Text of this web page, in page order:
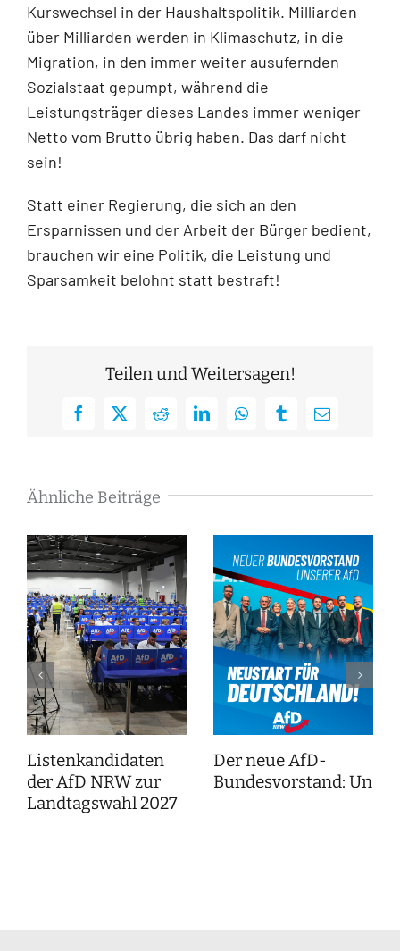
Kurswechsel in der Haushaltspolitik. Milliarden
über Milliarden werden in Klimaschutz, in die
Migration, in den immer weiter ausufernden
Sozialstaat gepumpt, während die
Leistungsträger dieses Landes immer weniger
Netto vom Brutto übrig haben. Das darf nicht
sein!
Statt einer Regierung, die sich an den
Ersparnissen und der Arbeit der Bürger bedient,
brauchen wir eine Politik, die Leistung und
Sparsamkeit belohnt statt bestraft!
Teilen und Weitersagen!
Facebook
X RedditLinkedInWhatsAppTumblrE-
Ähnliche Beiträge
Listenkandidaten
der AfD NRW zur
Landtagswahl 2027
Der neue AfD-
Bundesvorstand: